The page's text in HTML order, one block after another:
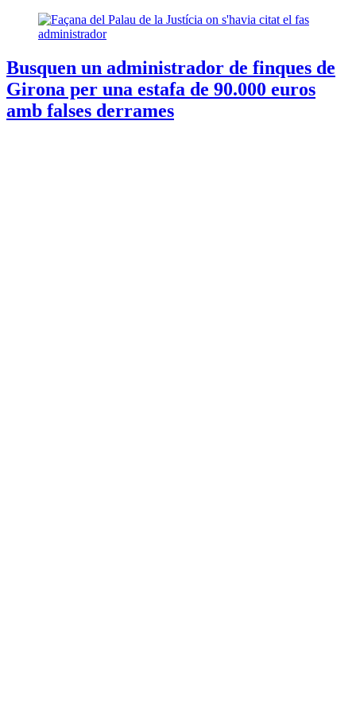
Busquen un administrador de finques de
Girona per una estafa de 90.000 euros
amb falses derrames